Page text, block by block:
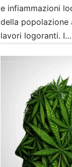
e infiammazioni
della popolazione
lavori logoranti. I…